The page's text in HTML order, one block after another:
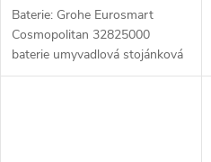
Baterie: Grohe Eurosmart
Cosmopolitan 32825000
baterie umyvadlová stojánková
s výpustí od značky Grohe.